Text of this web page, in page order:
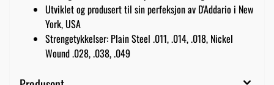
Utviklet og produsert til sin perfeksjon av D'Addario i New
York, USA
Strengetykkelser: Plain Steel .011, .014, .018, Nickel
Wound .028, .038, .049